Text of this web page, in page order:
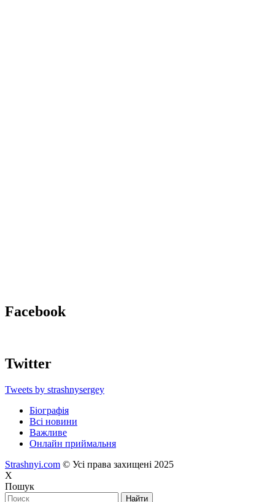
Facebook
Twitter
Tweets by strashnysergey
Біографія
Всі новини
Важливе
Онлайн приймальня
Strashnyi.com © Усі права захищені 2025
X
Пошук